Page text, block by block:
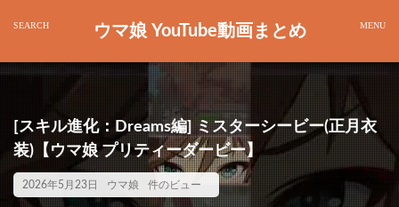
ウマ娘 YouTube動画まとめ
[スキル進化：Dreams編] ミスターシービー(正月衣
装)【ウマ娘 プリティーダービー】
2026年5月23日 ウマ娘 件のビュー